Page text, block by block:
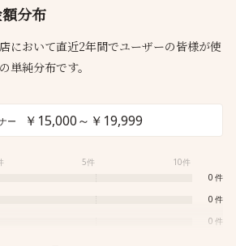
分布
において直近2年間でユーザーの皆様が使
単純分布です。
ー ￥15,000～￥19,999
5件 10件
0
0
0